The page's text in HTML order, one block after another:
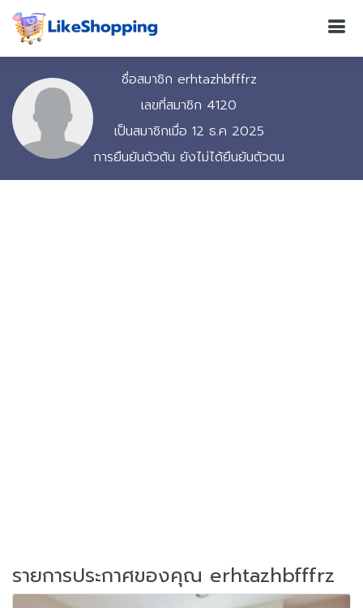
ชื่อสมาชิก erhtazhbfffrz
เลขที่สมาชิก 4120
เป็นสมาชิกเมื่อ 12 ธ.ค 2025
การยืนยันตัวต้น ยังไม่ได้ยืนยันตัวตน
รายการประกาศของคุณ erhtazhbfffrz